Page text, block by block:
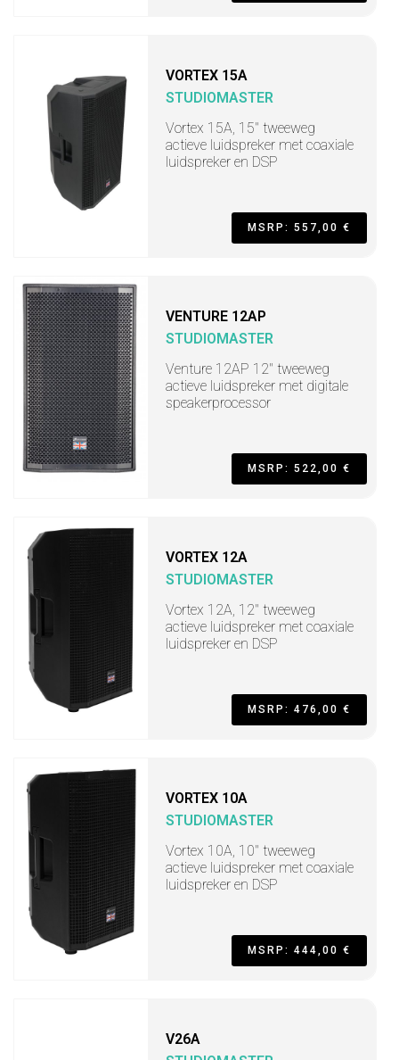
VORTEX 15A
STUDIOMASTER
Vortex 15A, 15" tweeweg
actieve luidspreker met coaxiale
luidspreker en DSP
MSRP: 557,00 €
VENTURE 12AP
STUDIOMASTER
Venture 12AP 12" tweeweg
actieve luidspreker met digitale
speakerprocessor
MSRP: 522,00 €
VORTEX 12A
STUDIOMASTER
Vortex 12A, 12" tweeweg
actieve luidspreker met coaxiale
luidspreker en DSP
MSRP: 476,00 €
VORTEX 10A
STUDIOMASTER
Vortex 10A, 10" tweeweg
actieve luidspreker met coaxiale
luidspreker en DSP
MSRP: 444,00 €
V26A